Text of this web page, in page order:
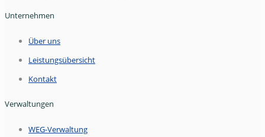
Unternehmen
Über uns
Leistungsübersicht
Kontakt
Verwaltungen
WEG-Verwaltung